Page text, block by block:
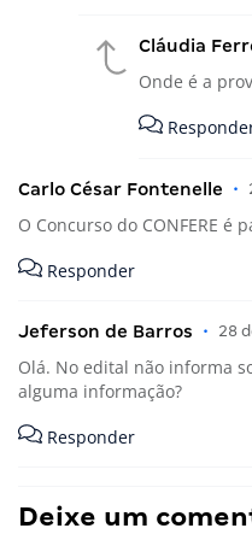
Cláudia
Onde é a
Carlo César Fontenelle •
O Concurso do CONFERE é
Responder
Jeferson de Barros • 28
Olá. No edital não informa
alguma informação?
Responder
Deixe um